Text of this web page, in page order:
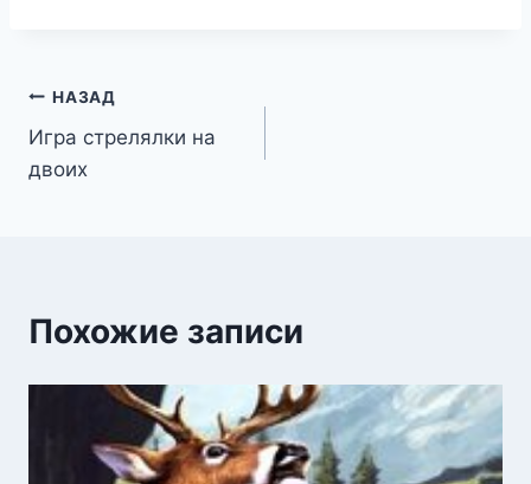
Навигация
по
НАЗАД
Игра стрелялки на
двоих
Похожие записи